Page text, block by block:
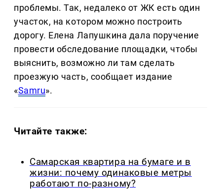
проблемы. Так, недалеко от ЖК есть один
участок, на котором можно построить
дорогу. Елена Лапушкина дала поручение
провести обследование площадки, чтобы
выяснить, возможно ли там сделать
проезжую часть, сообщает издание
«Samru».
Читайте также:
Самарская квартира на бумаге и в
жизни: почему одинаковые метры
работают по-разному?